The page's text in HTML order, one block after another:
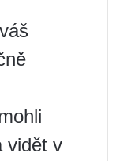
vidět v